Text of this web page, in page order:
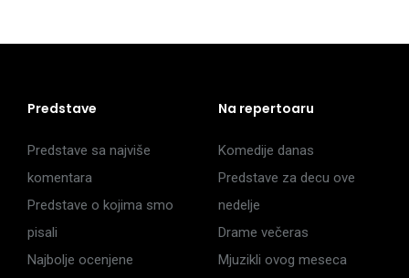
Predstave
Predstave sa najviše
komentara
Predstave o kojima smo
pisali
Najbolje ocenjene
Na repertoaru
Komedije danas
Predstave za decu ove
nedelje
Drame večeras
Mjuzikli ovog meseca